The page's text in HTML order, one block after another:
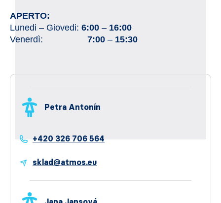
APERTO:
Lunedi – Giovedi: 6:00 – 16:00
Venerdì: 7:00 – 15:30
Petra Antonín
+420 326 706 564
sklad@atmos.eu